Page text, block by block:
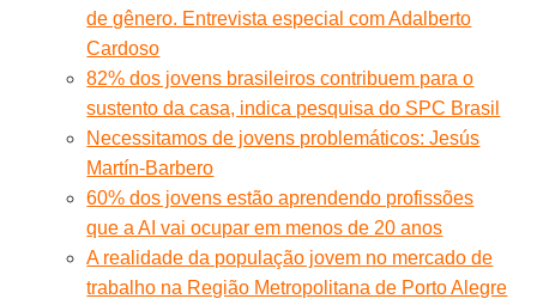
de gênero. Entrevista especial com Adalberto
Cardoso
82% dos jovens brasileiros contribuem para o
sustento da casa, indica pesquisa do SPC Brasil
Necessitamos de jovens problemáticos: Jesús
Martín-Barbero
60% dos jovens estão aprendendo profissões
que a AI vai ocupar em menos de 20 anos
A realidade da população jovem no mercado de
trabalho na Região Metropolitana de Porto Alegre